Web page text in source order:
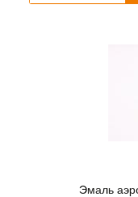
Эмаль